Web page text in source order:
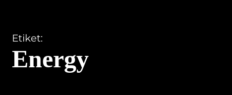
Etiket:
Energy